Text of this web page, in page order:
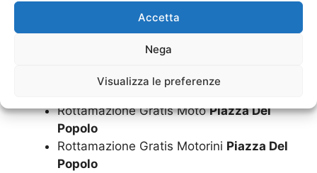
Accetta
Nega
Visualizza le preferenze
Rottamazione Gratis CamperPiazza Del
Rottamazione Gratis Minicar
Rottamazione Gratis MotoPiazza Del
Popolo
Rottamazione Gratis Motorini Piazza Del
Popolo